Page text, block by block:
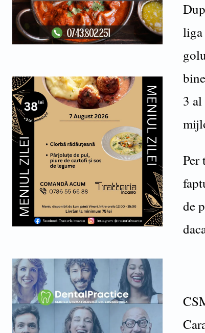
liga
3
Per
de